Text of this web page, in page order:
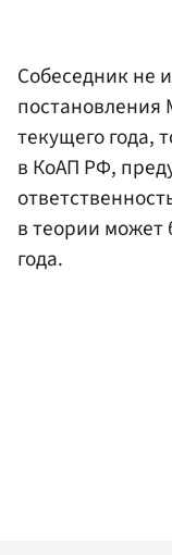
Собеседник не
постановления
текущего года,
в КоАП РФ,
в теории может
года.